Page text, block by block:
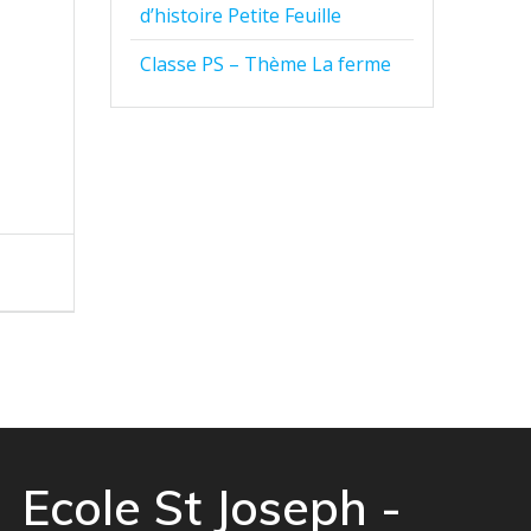
d’histoire Petite Feuille
Classe PS – Thème La ferme
Ecole St Joseph -